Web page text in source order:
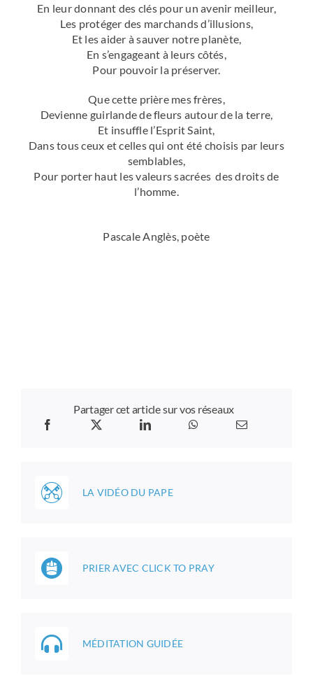
En leur donnant des clés pour un avenir meilleur,
Les protéger des marchands d’illusions,
Et les aider à sauver notre planète,
En s’engageant à leurs côtés,
Pour pouvoir la préserver.
Que cette prière mes frères,
Devienne guirlande de fleurs autour de la terre,
Et insuffle l’Esprit Saint,
Dans tous ceux et celles qui ont été choisis par leurs
semblables,
Pour porter haut les valeurs sacrées des droits de
l’homme.
Pascale Anglès, poète
Partager cet article sur vos réseaux
LA VIDÉO DU PAPE
PRIER AVEC CLICK TO PRAY
MÉDITATION GUIDÉE